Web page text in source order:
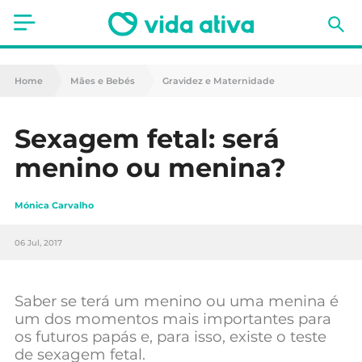
Saúde
Nutrição
Animais de Estimação
Home Mães e Bebés Gravidez e Maternidade
Sexagem fetal: será
menino ou menina?
Mónica Carvalho
06 Jul, 2017
Saber se terá um menino ou uma menina é
um dos momentos mais importantes para
os futuros papás e, para isso, existe o teste
de sexagem fetal.